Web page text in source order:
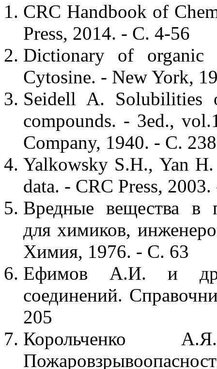
CRC Handbook of
Press, 2014. - С. 4-56
Dictionary of organic
Cytosine. - New York,
Seidell A. Solubilities
compounds. - 3ed.,
Company, 1940. - С. 238
Yalkowsky S.H., Yan
data. - CRC Press,
Вредные вещества в
для химиков,
Химия, 1976. - С. 63
Ефимов А.И. и др.
соединений.
205
Корольченко